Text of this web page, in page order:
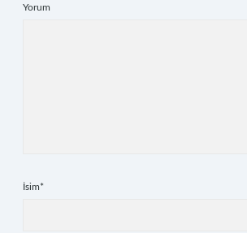
Yorum
İsim*